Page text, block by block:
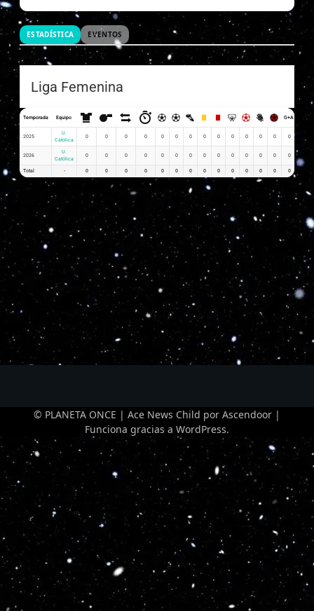
ESTADÍSTICA EVENTOS
Liga Femenina
Temporada Equipo G+A G x PJ
2025
U.
Católica
0 0 0 0 0 0 0 0 0 0 0 0 0 0
2026
U.
Católica
0 0 0 0 0 0 0 0 0 0 0 0 0 0
Total - 0 0 0 0 0 0 0 0 0 0 0 0 0 0
© PLANETA ONCE | Ace News Child por Ascendoor |
Funciona gracias a WordPress.
Optimized by Seraphinite Accelerator
Turns on site high speed to be attractive for people and search engines.